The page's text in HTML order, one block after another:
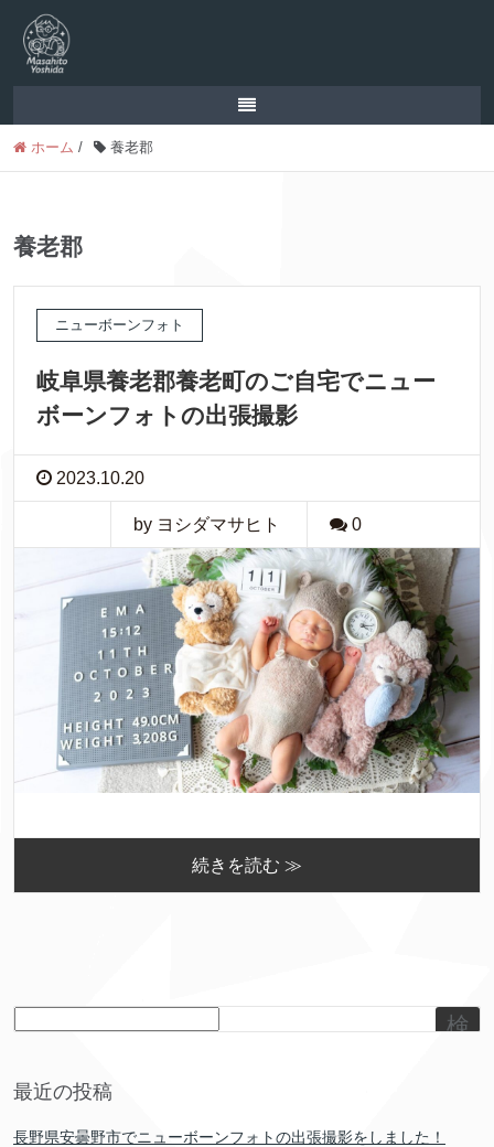
ホーム / 養老郡
養老郡
ニューボーンフォト
岐阜県養老郡養老町のご自宅でニュー
ボーンフォトの出張撮影
2023.10.20
by ヨシダマサヒト 0
続きを読む ≫
検
最近の投稿
長野県安曇野市でニューボーンフォトの出張撮影をしました！